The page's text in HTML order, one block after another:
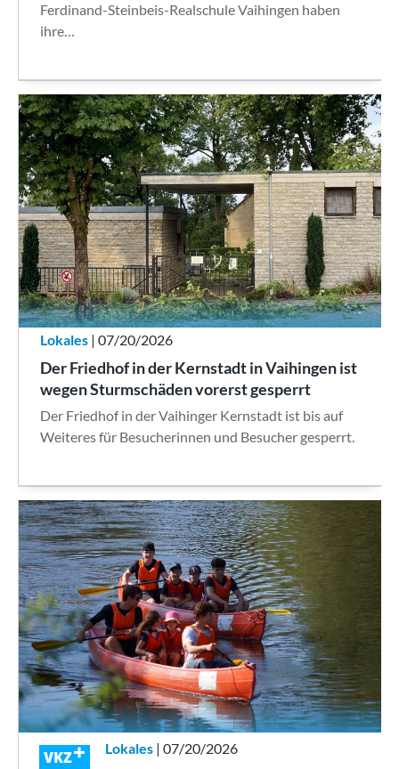
Ferdinand-Steinbeis-Realschule Vaihingen haben
ihre…
Lokales | 07/20/2026
Der Friedhof in der Kernstadt in Vaihingen ist
wegen Sturmschäden vorerst gesperrt
Der Friedhof in der Vaihinger Kernstadt ist bis auf
Weiteres für Besucherinnen und Besucher gesperrt.
VKZ Lokales | 07/20/2026